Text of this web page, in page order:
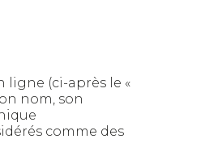
ligne (ci-après le «
nom, son
comme des